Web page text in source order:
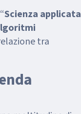
Scienza applicata
tra